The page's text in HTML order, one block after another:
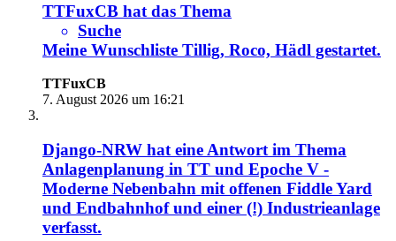
TTFuxCB hat das Thema
Suche
Meine Wunschliste Tillig, Roco, Hädl gestartet.
TTFuxCB
7. August 2026 um 16:21
Django-NRW hat eine Antwort im Thema
Anlagenplanung in TT und Epoche V -
Moderne Nebenbahn mit offenen Fiddle Yard
und Endbahnhof und einer (!) Industrieanlage
verfasst.